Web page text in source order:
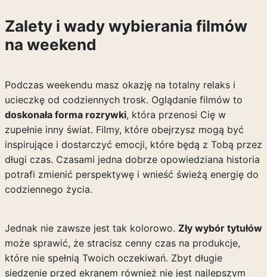
Zalety i wady wybierania filmów
na weekend
Podczas weekendu masz okazję na totalny relaks i
ucieczkę od codziennych trosk. Oglądanie filmów to
doskonała forma rozrywki, która przenosi Cię w
zupełnie inny świat. Filmy, które obejrzysz mogą być
inspirujące i dostarczyć emocji, które będą z Tobą przez
długi czas. Czasami jedna dobrze opowiedziana historia
potrafi zmienić perspektywę i wnieść świeżą energię do
codziennego życia.
Jednak nie zawsze jest tak kolorowo. Zły wybór tytułów
może sprawić, że stracisz cenny czas na produkcje,
które nie spełnią Twoich oczekiwań. Zbyt długie
siedzenie przed ekranem również nie jest najlepszym